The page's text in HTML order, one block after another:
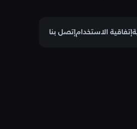
إتفاقية الاستخدامإتصل بنا